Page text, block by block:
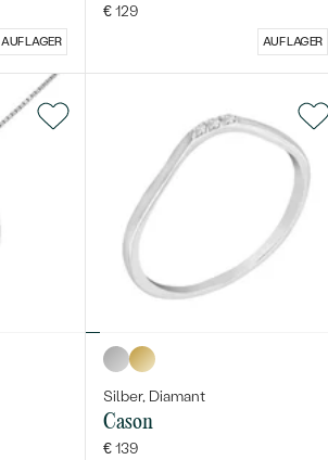
AUF LAGER
€ 129
AUF LAGER
Silber, Diamant
Cason
€ 139